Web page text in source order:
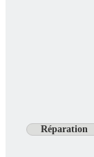
Réparation